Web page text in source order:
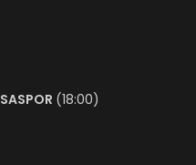
(18:00)